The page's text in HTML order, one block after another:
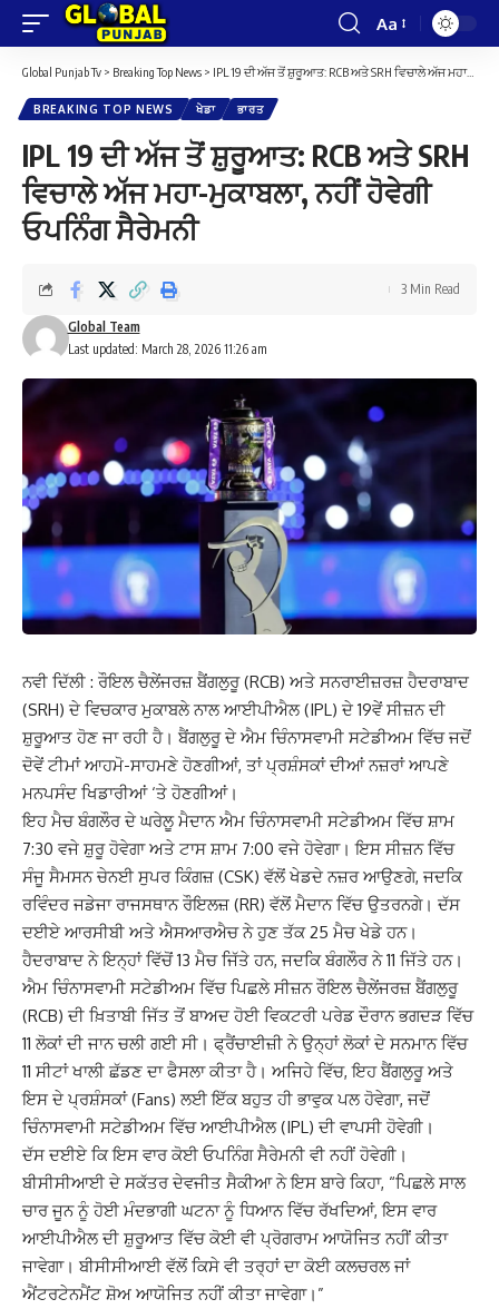
Font
Resizer
Aa
Global Punjab Tv > Breaking Top News > IPL 19 ਦੀ ਅੱਜ ਤੋਂ ਸ਼ੁਰੂਆਤ: RCB ਅਤੇ SRH ਵਿਚਾਲੇ ਅੱਜ ਮਹਾ-ਮੁਕਾਬਲਾ, ਨਹੀਂ ਹੋਵੇਗੀ ਓਪਨਿੰਗ ਸੈਰੇਮਨੀ
BREAKING TOP NEWS ਖੇਡਾ ਭਾਰਤ
IPL 19 ਦੀ ਅੱਜ ਤੋਂ ਸ਼ੁਰੂਆਤ: RCB ਅਤੇ SRH
ਵਿਚਾਲੇ ਅੱਜ ਮਹਾ-ਮੁਕਾਬਲਾ, ਨਹੀਂ ਹੋਵੇਗੀ
ਓਪਨਿੰਗ ਸੈਰੇਮਨੀ
Last updated: March 28, 2026 11:26 am
Global Team
3 Min Read
ਨਵੀ ਦਿੱਲੀ : ਰੌਇਲ ਚੈਲੇਂਜਰਜ਼ ਬੈਂਗਲੁਰੂ (RCB) ਅਤੇ ਸਨਰਾਈਜ਼ਰਜ਼ ਹੈਦਰਾਬਾਦ
(SRH) ਦੇ ਵਿਚਕਾਰ ਮੁਕਾਬਲੇ ਨਾਲ ਆਈਪੀਐਲ (IPL) ਦੇ 19ਵੇਂ ਸੀਜ਼ਨ ਦੀ
ਸ਼ੁਰੂਆਤ ਹੋਣ ਜਾ ਰਹੀ ਹੈ। ਬੈਂਗਲੁਰੂ ਦੇ ਐਮ ਚਿੰਨਾਸਵਾਮੀ ਸਟੇਡੀਅਮ ਵਿੱਚ ਜਦੋਂ
ਦੋਵੇਂ ਟੀਮਾਂ ਆਹਮੋ-ਸਾਹਮਣੇ ਹੋਣਗੀਆਂ, ਤਾਂ ਪ੍ਰਸ਼ੰਸਕਾਂ ਦੀਆਂ ਨਜ਼ਰਾਂ ਆਪਣੇ
ਮਨਪਸੰਦ ਖਿਡਾਰੀਆਂ ‘ਤੇ ਹੋਣਗੀਆਂ।
ਇਹ ਮੈਚ ਬੰਗਲੌਰ ਦੇ ਘਰੇਲੂ ਮੈਦਾਨ ਐਮ ਚਿੰਨਾਸਵਾਮੀ ਸਟੇਡੀਅਮ ਵਿੱਚ ਸ਼ਾਮ
7:30 ਵਜੇ ਸ਼ੁਰੂ ਹੋਵੇਗਾ ਅਤੇ ਟਾਸ ਸ਼ਾਮ 7:00 ਵਜੇ ਹੋਵੇਗਾ। ਇਸ ਸੀਜ਼ਨ ਵਿੱਚ
ਸੰਜੂ ਸੈਮਸਨ ਚੇਨਈ ਸੁਪਰ ਕਿੰਗਜ਼ (CSK) ਵੱਲੋਂ ਖੇਡਦੇ ਨਜ਼ਰ ਆਉਣਗੇ, ਜਦਕਿ
ਰਵਿੰਦਰ ਜਡੇਜਾ ਰਾਜਸਥਾਨ ਰੌਇਲਜ਼ (RR) ਵੱਲੋਂ ਮੈਦਾਨ ਵਿੱਚ ਉਤਰਨਗੇ। ਦੱਸ
ਦਈਏ ਆਰਸੀਬੀ ਅਤੇ ਐਸਆਰਐਚ ਨੇ ਹੁਣ ਤੱਕ 25 ਮੈਚ ਖੇਡੇ ਹਨ।
ਹੈਦਰਾਬਾਦ ਨੇ ਇਨ੍ਹਾਂ ਵਿੱਚੋਂ 13 ਮੈਚ ਜਿੱਤੇ ਹਨ, ਜਦਕਿ ਬੰਗਲੌਰ ਨੇ 11 ਜਿੱਤੇ ਹਨ।
ਐਮ ਚਿੰਨਾਸਵਾਮੀ ਸਟੇਡੀਅਮ ਵਿੱਚ ਪਿਛਲੇ ਸੀਜ਼ਨ ਰੌਇਲ ਚੈਲੇਂਜਰਜ਼ ਬੈਂਗਲੁਰੂ
(RCB) ਦੀ ਖ਼ਿਤਾਬੀ ਜਿੱਤ ਤੋਂ ਬਾਅਦ ਹੋਈ ਵਿਕਟਰੀ ਪਰੇਡ ਦੌਰਾਨ ਭਗਦੜ ਵਿੱਚ
11 ਲੋਕਾਂ ਦੀ ਜਾਨ ਚਲੀ ਗਈ ਸੀ। ਫ੍ਰੈਂਚਾਈਜ਼ੀ ਨੇ ਉਨ੍ਹਾਂ ਲੋਕਾਂ ਦੇ ਸਨਮਾਨ ਵਿੱਚ
11 ਸੀਟਾਂ ਖਾਲੀ ਛੱਡਣ ਦਾ ਫੈਸਲਾ ਕੀਤਾ ਹੈ। ਅਜਿਹੇ ਵਿੱਚ, ਇਹ ਬੈਂਗਲੁਰੂ ਅਤੇ
ਇਸ ਦੇ ਪ੍ਰਸ਼ੰਸਕਾਂ (Fans) ਲਈ ਇੱਕ ਬਹੁਤ ਹੀ ਭਾਵੁਕ ਪਲ ਹੋਵੇਗਾ, ਜਦੋਂ
ਚਿੰਨਾਸਵਾਮੀ ਸਟੇਡੀਅਮ ਵਿੱਚ ਆਈਪੀਐਲ (IPL) ਦੀ ਵਾਪਸੀ ਹੋਵੇਗੀ।
ਦੱਸ ਦਈਏ ਕਿ ਇਸ ਵਾਰ ਕੋਈ ਓਪਨਿੰਗ ਸੈਰੇਮਨੀ ਵੀ ਨਹੀਂ ਹੋਵੇਗੀ।
ਬੀਸੀਸੀਆਈ ਦੇ ਸਕੱਤਰ ਦੇਵਜੀਤ ਸੈਕੀਆ ਨੇ ਇਸ ਬਾਰੇ ਕਿਹਾ, “ਪਿਛਲੇ ਸਾਲ
ਚਾਰ ਜੂਨ ਨੂੰ ਹੋਈ ਮੰਦਭਾਗੀ ਘਟਨਾ ਨੂੰ ਧਿਆਨ ਵਿੱਚ ਰੱਖਦਿਆਂ, ਇਸ ਵਾਰ
ਆਈਪੀਐਲ ਦੀ ਸ਼ੁਰੂਆਤ ਵਿੱਚ ਕੋਈ ਵੀ ਪ੍ਰੋਗਰਾਮ ਆਯੋਜਿਤ ਨਹੀਂ ਕੀਤਾ
ਜਾਵੇਗਾ। ਬੀਸੀਸੀਆਈ ਵੱਲੋਂ ਕਿਸੇ ਵੀ ਤਰ੍ਹਾਂ ਦਾ ਕੋਈ ਕਲਚਰਲ ਜਾਂ
ਐਂਟਰਟੇਨਮੈਂਟ ਸ਼ੋਅ ਆਯੋਜਿਤ ਨਹੀਂ ਕੀਤਾ ਜਾਵੇਗਾ।”